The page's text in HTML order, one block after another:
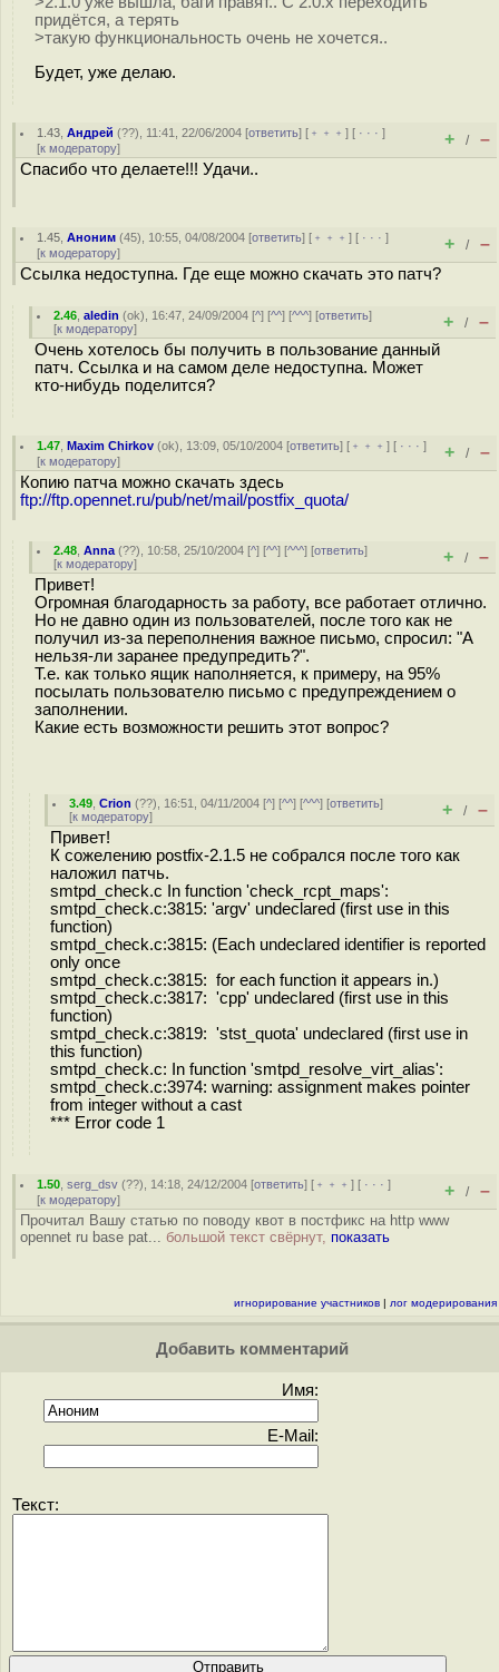
придётся, а терять
>такую функциональность очень не хочется..
Будет, уже делаю.
1.43 ,Андрей (??), 11:41, 22/06/2004 [ответить] [ ﹢﹢﹢] [ · · ·]
[к модератору] + / –
Спасибо что делаете!!! Удачи..
1.45 ,Аноним (45), 10:55, 04/08/2004 [ответить] [ ﹢﹢﹢] [ · · ·]
[к модератору] + / –
Ссылка недоступна. Где еще можно скачать это патч?
2.46 ,aledin (ok), 16:47, 24/09/2004 [^] [^^] [^^^] [ответить]
[к модератору] + / –
Очень хотелось бы получить в пользование данный
патч. Ссылка и на самом деле недоступна. Может
кто-нибудь поделится?
1.47 ,Maxim Chirkov (ok), 13:09, 05/10/2004 [ответить] [ ﹢﹢﹢] [ · · ·]
[к модератору] + / –
Копию патча можно скачать здесь
ftp://ftp.opennet.ru/pub/net/mail/postfix_quota/
2.48 ,Anna (??), 10:58, 25/10/2004 [^] [^^] [^^^] [ответить]
[к модератору] + / –
Привет!
Огромная благодарность за работу, все работает отлично.
Но не давно один из пользователей, после того как не
получил из-за переполнения важное письмо, спросил: "А
нельзя-ли заранее предупредить?".
Т.е. как только ящик наполняется, к примеру, на 95%
посылать пользователю письмо с предупреждением о
заполнении.
Какие есть возможности решить этот вопрос?
3.49 ,Crion (??), 16:51, 04/11/2004 [^] [^^] [^^^] [ответить]
[к модератору] + / –
Привет!
К сожелению postfix-2.1.5 не собрался после того как
наложил патчь.
smtpd_check.c In function 'check_rcpt_maps':
smtpd_check.c:3815: 'argv' undeclared (first use in this
function)
smtpd_check.c:3815: (Each undeclared identifier is reported
only once
smtpd_check.c:3815: for each function it appears in.)
smtpd_check.c:3817: 'cpp' undeclared (first use in this
function)
smtpd_check.c:3819: 'stst_quota' undeclared (first use in
this function)
smtpd_check.c: In function 'smtpd_resolve_virt_alias':
smtpd_check.c:3974: warning: assignment makes pointer
from integer without a cast
*** Error code 1
1.50 ,serg_dsv (??), 14:18, 24/12/2004 [ответить] [ ﹢﹢﹢] [ · · ·]
[к модератору] + / –
Прочитал Вашу статью по поводу квот в постфикс на http www
opennet ru base pat... большой текст свёрнут, показать
игнорирование участников | лог модерирования
Добавить комментарий
Имя:
E-Mail:
Текст: